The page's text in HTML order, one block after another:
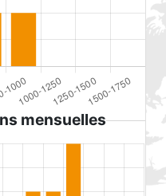
mensuelles